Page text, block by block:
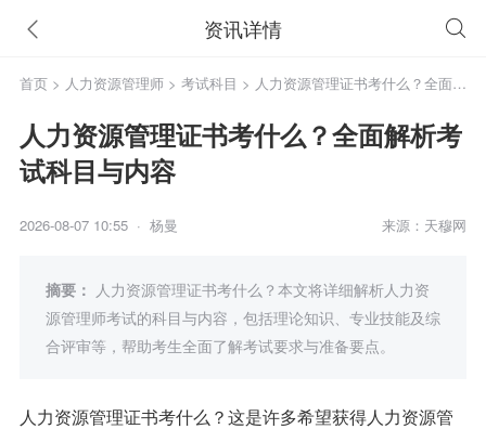
资讯详情
首页 > 人力资源管理师 > 考试科目
人力资源管理证书考什么？全面解析考
试科目与内容
2026-08-07 10:55 · 杨曼 来源：天穆网
摘要： 人力资源管理证书考什么？本文将详细解析人力资
源管理师考试的科目与内容，包括理论知识、专业技能及综
合评审等，帮助考生全面了解考试要求与准备要点。
人力资源管理证书考什么？这是许多希望获得人力资源管